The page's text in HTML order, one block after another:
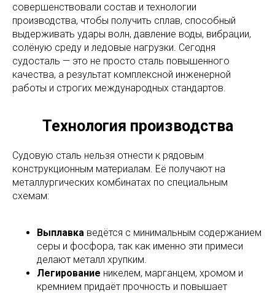
совершенствовали состав и технологии
производства, чтобы получить сплав, способный
выдерживать удары волн, давление воды, вибрации,
солёную среду и ледовые нагрузки. Сегодня
судосталь — это не просто сталь повышенного
качества, а результат комплексной инженерной
работы и строгих международных стандартов.
Технология производства
Судовую сталь нельзя отнести к рядовым
конструкционным материалам. Её получают на
металлургических комбинатах по специальным
схемам:
Выплавка ведётся с минимальным содержанием
серы и фосфора, так как именно эти примеси
делают металл хрупким.
Легирование никелем, марганцем, хромом и
кремнием придаёт прочность и повышает